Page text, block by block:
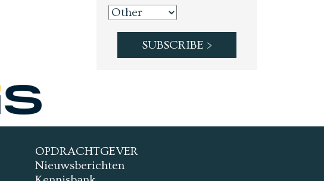
OPDRACHTGEVER
Nieuwsberichten